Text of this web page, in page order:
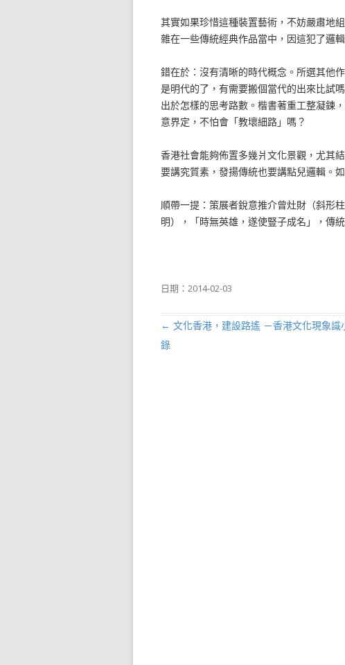
其實如果珍惜這種裝置藝術，不妨嚴肅地
雜在一些傳統經典作品當中，因這犯了邏
錯在於：沒有清晰的時代概念。所選其他
是明代的了，有需要搬個當代的出來比試
出於怎樣的思考路數。楷書著重工整凝鍊
意界定，不怕會「教壞細路」嗎？
香港社會能夠佈置多幾爿文化景觀，尤其
要講究質素，發揚傳統也要講點兒邏輯。
順帶一提：策展者銳意推介曾灶財（斜形
明），「時無英雄，遂使豎子成名」，傳
日期： 2014-02-03
文章導航列
← 文化香港，建設路遙 －香港文化現象識
錄